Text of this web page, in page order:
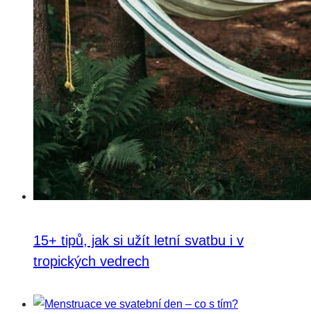
15+ tipů, jak si užít letní svatbu i v
tropických vedrech